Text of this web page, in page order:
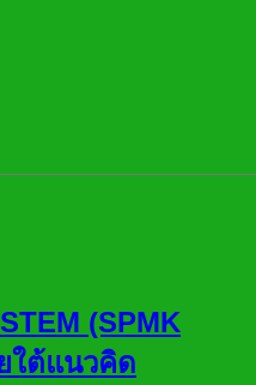
(SPMK
ใต้แนวคิด